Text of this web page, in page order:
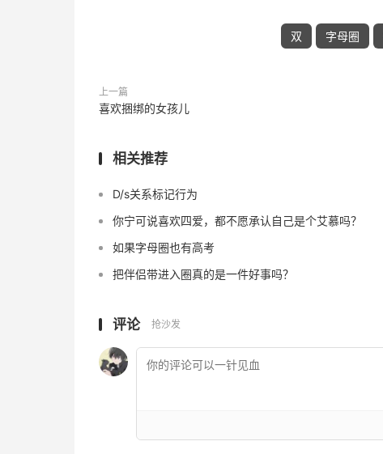
双 字母圈
上一篇
喜欢捆绑的女孩儿
相关推荐
D/s关系标记行为
你宁可说喜欢四爱，都不愿承认自己是个艾慕吗？
如果字母圈也有高考
把伴侣带进入圈真的是一件好事吗？
评论 抢沙发